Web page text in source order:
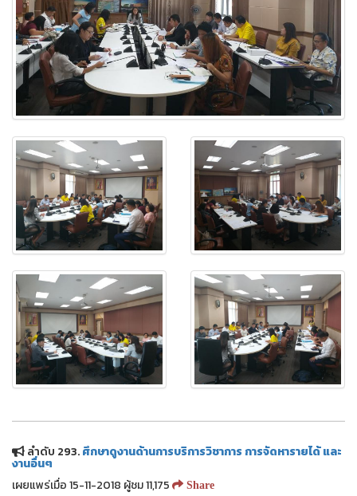
ลำดับ 293.ศึกษาดูงานด้านการบริการวิชาการ การจัดหารายได้ และ
งานอื่นๆ
เผยแพร่เมื่อ 15-11-2018 ผู้ชม 11,175
Share